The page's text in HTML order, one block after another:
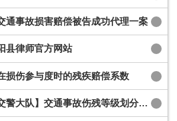
通事故损害赔偿被告成功代理一案
县律师官方网站
损伤参与度时的残疾赔偿系数
【崇阳县公安局交警大队】交通事故伤残等级划分国家标准